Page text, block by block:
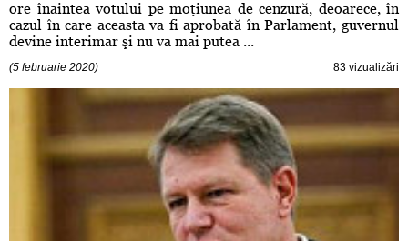
ore înaintea votului pe moţiunea de cenzură, deoarece, în
cazul în care aceasta va fi aprobată în Parlament, guvernul
devine interimar şi nu va mai putea ...
(5 februarie 2020) 83 vizualizări